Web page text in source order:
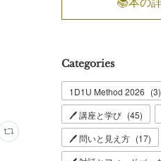
Categories
1D1U Method 2026 (3)
🖊 講座と学び (45)
🖊 問いと見え方 (17)